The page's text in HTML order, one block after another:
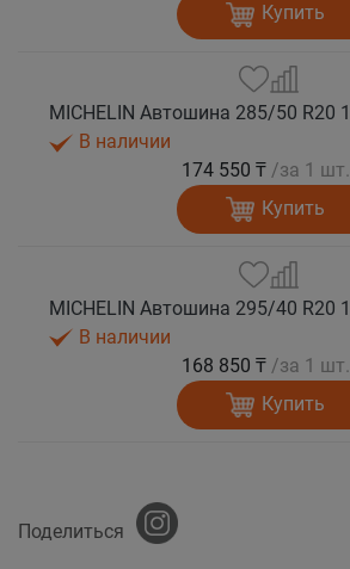
Купить
В наличии
174 550 ₸ /за 1 шт.
Купить
В наличии
168 850 ₸ /за 1 шт.
Купить
Поделиться